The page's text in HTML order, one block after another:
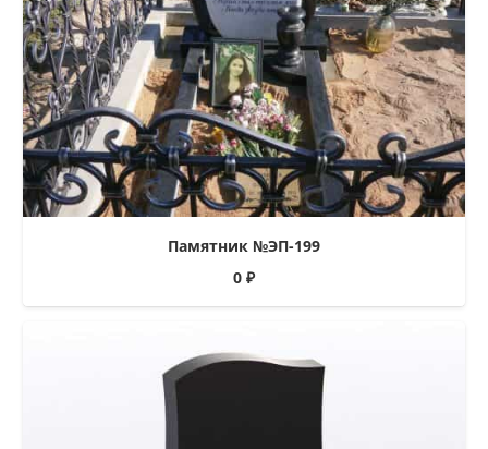
Памятник №ЭП-199
0 ₽